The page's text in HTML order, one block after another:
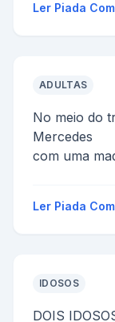
Ler Piada
ADULTAS
No meio do
Mercedes
com uma
fazer, estão
Ler Piada
IDOSOS
DOIS